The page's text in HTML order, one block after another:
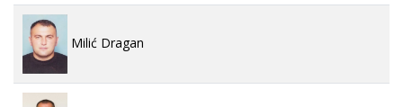
Milić Dragan